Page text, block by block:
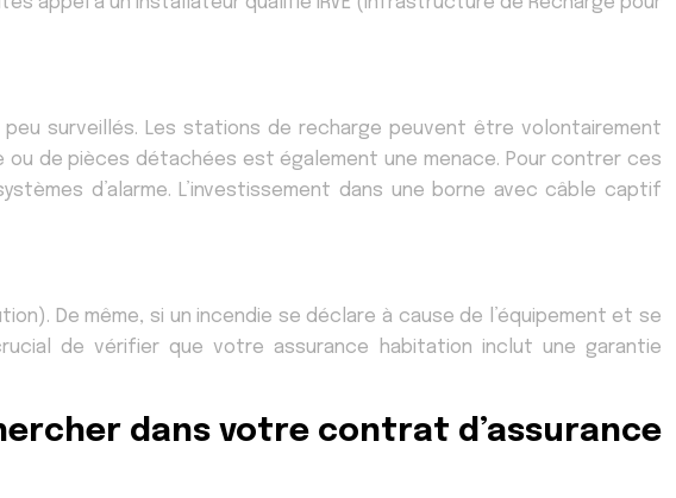
surveillés. Les stations de recharge peuvent être volontairement
de pièces détachées est également une menace. Pour contrer ces
d’alarme. L’investissement dans une borne avec câble captif
De même, si un incendie se déclare à cause de l’équipement et se
de vérifier que votre assurance habitation inclut une garantie
dans votre contrat d’assurance